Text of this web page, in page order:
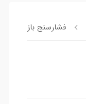
فشارسنج بازویی